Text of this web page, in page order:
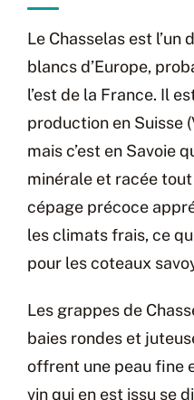
Le Chasselas est l’un
blancs d’Europe,
l’est de la France. Il
production en Suisse
mais c’est en Savoie
minérale et racée
cépage précoce
les climats frais, ce
pour les coteaux
Les grappes de
baies rondes et
offrent une peau fine
vin qui en est issu se